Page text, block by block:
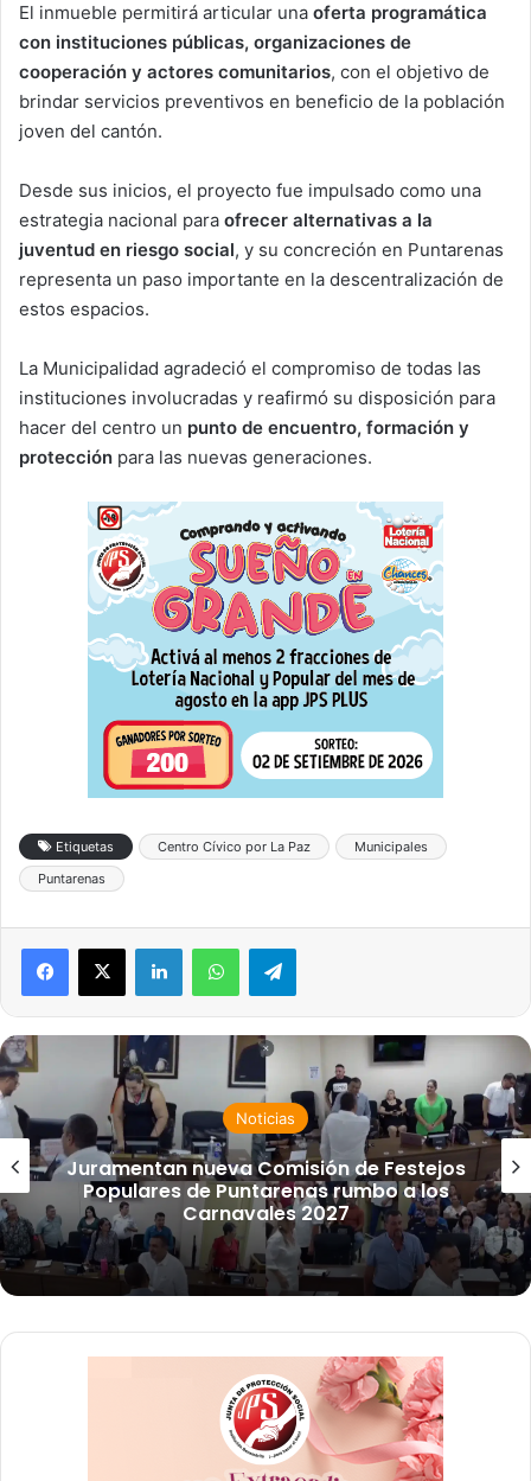
El inmueble permitirá articular una oferta programática
con instituciones públicas, organizaciones de
cooperación y actores comunitarios, con el objetivo de
brindar servicios preventivos en beneficio de la población
joven del cantón.
Desde sus inicios, el proyecto fue impulsado como una
estrategia nacional para ofrecer alternativas a la
juventud en riesgo social, y su concreción en Puntarenas
representa un paso importante en la descentralización de
estos espacios.
La Municipalidad agradeció el compromiso de todas las
instituciones involucradas y reafirmó su disposición para
hacer del centro un punto de encuentro, formación y
protección para las nuevas generaciones.
Etiquetas Centro Cívico por La Paz
Municipales
Puntarenas
LinkedInWhatsAppTelegram
Noticias
Juramentan nueva Comisión de Festejos
Populares de Puntarenas rumbo a los
Carnavales 2027